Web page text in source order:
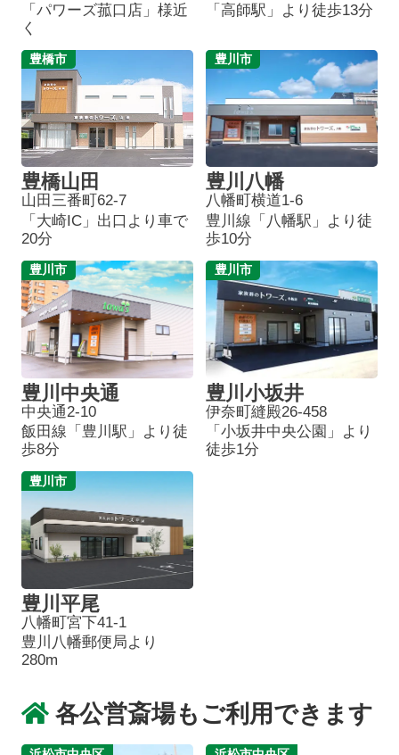
「パワーズ菰口店」様近
く
「高師駅」より徒歩13分
豊橋市
豊橋山田
山田三番町62-7
「大崎IC」出口より車で
20分
豊川市
豊川八幡
八幡町横道1-6
豊川線「八幡駅」より徒
歩10分
豊川市
豊川中央通
中央通2-10
飯田線「豊川駅」より徒
歩8分
豊川市
豊川小坂井
伊奈町縫殿26-458
「小坂井中央公園」より
徒歩1分
豊川市
豊川平尾
八幡町宮下41-1
豊川八幡郵便局より
280m
各公営斎場もご利用できます